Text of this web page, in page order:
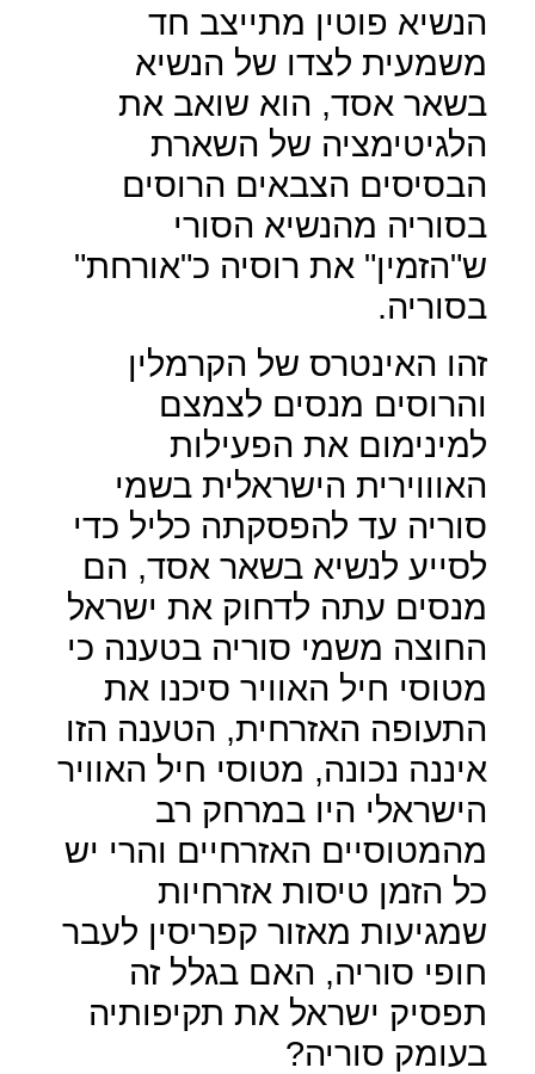
הנשיא פוטין מתייצב חד
משמעית לצדו של הנשיא
בשאר אסד, הוא שואב את
הלגיטימציה של השארת
הבסיסים הצבאים הרוסים
בסוריה מהנשיא הסורי
ש"הזמין" את רוסיה כ"אורחת"
בסוריה.
זהו האינטרס של הקרמלין
והרוסים מנסים לצמצם
למינימום את הפעילות
האוווירית הישראלית בשמי
סוריה עד להפסקתה כליל כדי
לסייע לנשיא בשאר אסד, הם
מנסים עתה לדחוק את ישראל
החוצה משמי סוריה בטענה כי
מטוסי חיל האוויר סיכנו את
התעופה האזרחית, הטענה הזו
איננה נכונה, מטוסי חיל האוויר
הישראלי היו במרחק רב
מהמטוסיים האזרחיים והרי יש
כל הזמן טיסות אזרחיות
שמגיעות מאזור קפריסין לעבר
חופי סוריה, האם בגלל זה
תפסיק ישראל את תקיפותיה
בעומק סוריה?